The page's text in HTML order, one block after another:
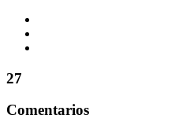
27
Comentarios